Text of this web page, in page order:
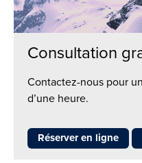
Consultation
Contactez-nous pour
d’une heure.
Réserver en ligne